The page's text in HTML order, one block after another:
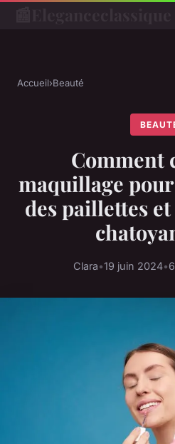
Accueil›Beauté
Comment
maquillage pour
des paillettes
Clara•19 juin 2024•